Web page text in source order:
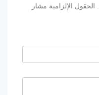
الحقول الإلزامية مشار